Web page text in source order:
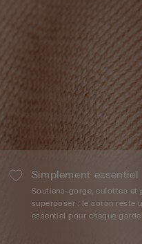
Simplement essentiel
Soutiens-gorge, culottes et
superposer : le coton reste
essentiel pour chaque